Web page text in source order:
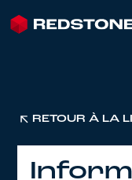
RETOUR À LA